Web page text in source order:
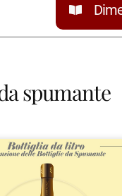
spumante